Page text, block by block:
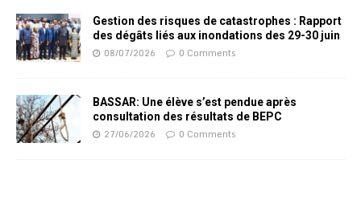
Gestion des risques de catastrophes : Rapport
des dégâts liés aux inondations des 29-30 juin
08/07/2026 0 Comments
BASSAR: Une élève s’est pendue après
consultation des résultats de BEPC
27/06/2026 0 Comments